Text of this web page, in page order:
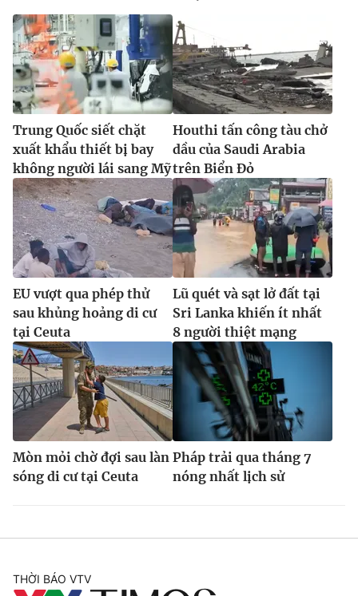
Trung Quốc siết chặt
xuất khẩu thiết bị bay
không người lái sang Mỹ
Houthi tấn công tàu chở
dầu của Saudi Arabia
trên Biển Đỏ
EU vượt qua phép thử
sau khủng hoảng di cư
tại Ceuta
Lũ quét và sạt lở đất tại
Sri Lanka khiến ít nhất
8 người thiệt mạng
Mòn mỏi chờ đợi sau làn
sóng di cư tại Ceuta
Pháp trải qua tháng 7
nóng nhất lịch sử
THỜI BÁO VTV